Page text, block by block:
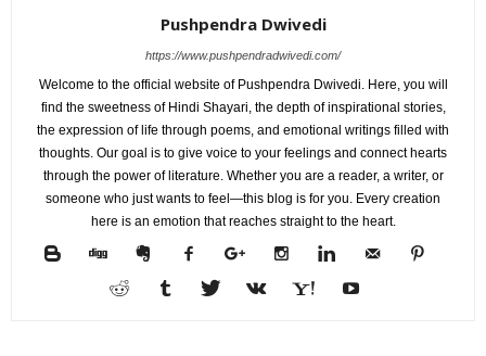
Pushpendra Dwivedi
https://www.pushpendradwivedi.com/
Welcome to the official website of Pushpendra Dwivedi. Here, you will
find the sweetness of Hindi Shayari, the depth of inspirational stories,
the expression of life through poems, and emotional writings filled with
thoughts. Our goal is to give voice to your feelings and connect hearts
through the power of literature. Whether you are a reader, a writer, or
someone who just wants to feel—this blog is for you. Every creation
here is an emotion that reaches straight to the heart.